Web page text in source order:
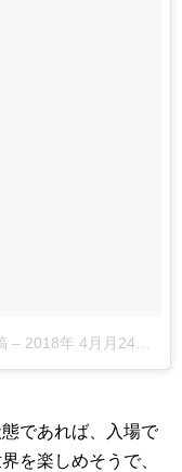
– 2018年 4月月24日午後4時51分PDT
であれば、入場で
を楽しめそうで、